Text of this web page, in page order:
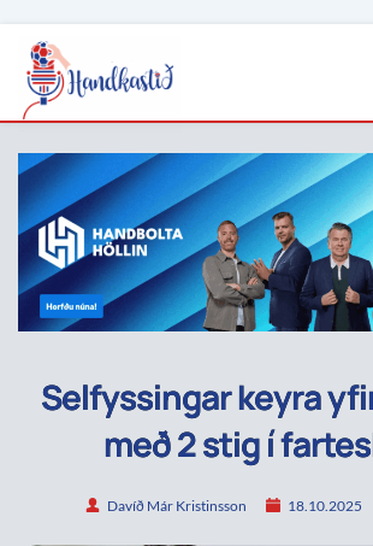
Selfyssingar keyra
með 2 stig í
Davíð Már Kristinsson 18.10.2025